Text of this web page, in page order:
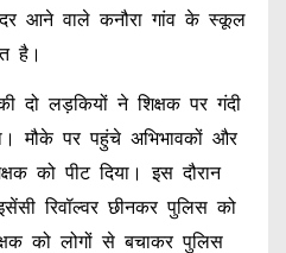
आने वाले कनौरा गांव के स्कूल
है।
दो लड़कियों ने शिक्षक पर गंदी
मौके पर पहुंचे अभिभावकों और
को पीट दिया। इस दौरान
रिवॉल्वर छीनकर पुलिस को
को लोगों से बचाकर पुलिस